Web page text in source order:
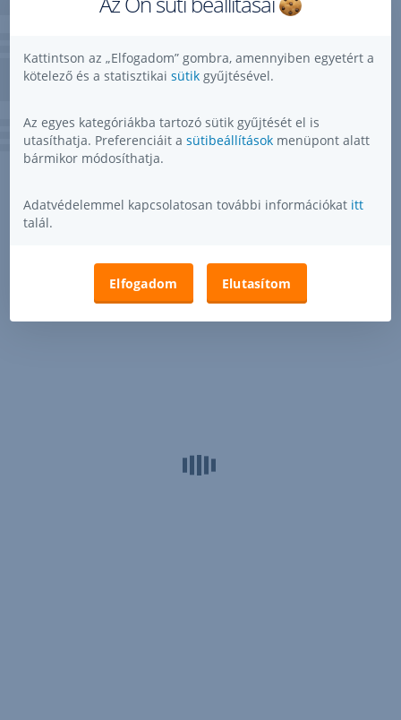
Kattintson az „Elfogadom” gombra, amennyiben egyetért a
kötelező és a statisztikai sütik gyűjtésével.
Az egyes kategóriákba tartozó sütik gyűjtését el is
utasíthatja. Preferenciáit a sütibeállítások menüpont alatt
bármikor módosíthatja.
Adatvédelemmel kapcsolatosan további információkat itt
talál.
Elfogadom Elutasítom